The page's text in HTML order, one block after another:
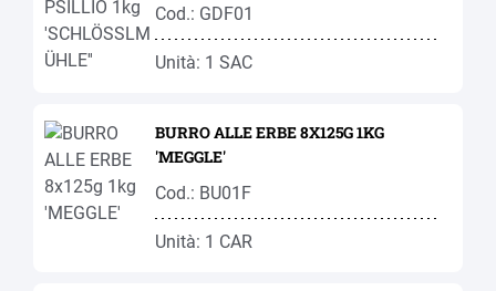
Cod.: GDF01
Unità: 1 SAC
BURRO ALLE ERBE 8X125G 1KG
'MEGGLE'
Cod.: BU01F
Unità: 1 CAR